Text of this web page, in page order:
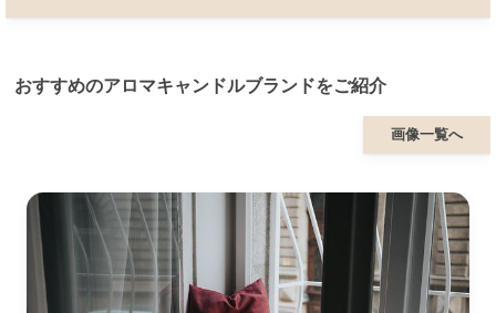
おすすめのアロマキャンドルブランドをご紹介
画像一覧へ